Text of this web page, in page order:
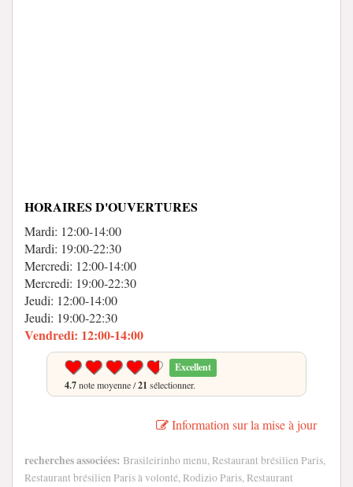
HORAIRES D'OUVERTURES
Mardi: 12:00-14:00
Mardi: 19:00-22:30
Mercredi: 12:00-14:00
Mercredi: 19:00-22:30
Jeudi: 12:00-14:00
Jeudi: 19:00-22:30
Vendredi: 12:00-14:00
Excellent
4.7note moyenne /21 sélectionner.
Information sur la mise à jour
recherches associées: Brasileirinho menu, Restaurant brésilien Paris,
Restaurant brésilien Paris à volonté, Rodizio Paris, Restaurant